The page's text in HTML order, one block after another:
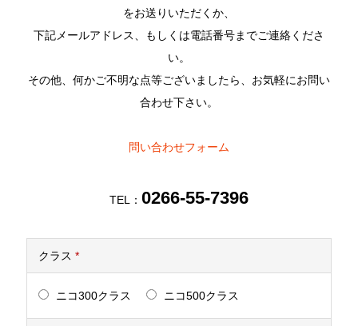
をお送りいただくか、
下記メールアドレス、もしくは電話番号までご連絡くださ
い。
その他、何かご不明な点等ございましたら、お気軽にお問い
合わせ下さい。
問い合わせフォーム
TEL： 0266-55-7396
クラス *
ニコ300クラス ニコ500クラス